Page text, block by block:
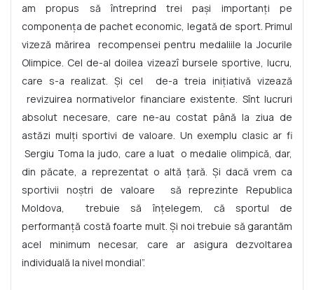
am propus să întreprind trei pași importanți pe
componența de pachet economic, legată de sport. Primul
vizeză mărirea recompensei pentru medaliile la Jocurile
Olimpice. Cel de-al doilea vizeazî bursele sportive, lucru,
care s-a realizat. Și cel de-a treia inițiativă vizează
revizuirea normativelor financiare existente. Sînt lucruri
absolut necesare, care ne-au costat până la ziua de
astăzi mulți sportivi de valoare. Un exemplu clasic ar fi
Sergiu Toma la judo, care a luat o medalie olimpică, dar,
din păcate, a reprezentat o altă țară. Și dacă vrem ca
sportivii noștri de valoare să reprezinte Republica
Moldova, trebuie să înțelegem, că sportul de
performanță costă foarte mult. Și noi trebuie să garantăm
acel minimum necesar, care ar asigura dezvoltarea
individuală la nivel mondial”.